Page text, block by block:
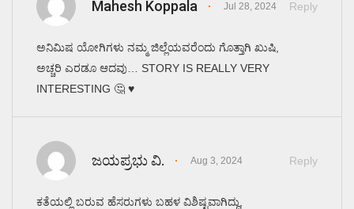
Mahesh Koppala Jul 28, 2024 Reply
ಅನಿಮಿಷ ಯೋಗಿಗಳು ನಮ್ಮ ಜಿಲ್ಲೆಯವರೆಂದು ಗೊತ್ತಾಗಿ ಖುಷಿ,
ಅಚ್ಚರಿ ಎರಡೂ ಆದವು… STORY IS REALLY VERY
INTERESTING 🤔 ♥️
ಜಯಪ್ರಭು ವಿ. Aug 3, 2024 Reply
ಕತೆಯಲ್ಲಿ ಬರುವ ಹೆಸರುಗಳು ಬಹಳ ವಿಶಿಷ್ಟವಾಗಿದ್ದು,